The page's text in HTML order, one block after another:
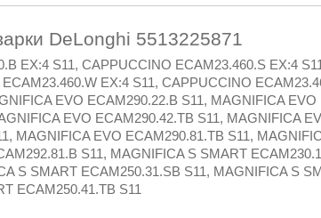
DeLonghi 5513225871
EX:4 S11, CAPPUCCINO ECAM23.460.S EX:4
EX:4 S11, CAPPUCCINO
EVO ECAM290.22.B S11, MAGNIFICA EVO
EVO ECAM290.42.TB S11, MAGNIFICA
MAGNIFICA EVO ECAM290.81.TB S11,
S11, MAGNIFICA S SMART
S SMART ECAM250.31.SB S11, MAGNIFICA S
ECAM250.41.TB S11